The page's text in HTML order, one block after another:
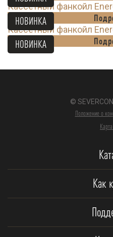
Кассетный фанкойл
НОВИНКА
Кассетный фанкойл
НОВИНКА
©
Положение о
Как